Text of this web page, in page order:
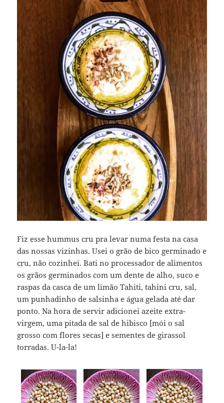
Fiz esse hummus cru pra levar numa festa na casa
das nossas vizinhas. Usei o grão de bico germinado e
cru, não cozinhei. Bati no processador de alimentos
os grãos germinados com um dente de alho, suco e
raspas da casca de um limão Tahiti, tahini cru, sal,
um punhadinho de salsinha e água gelada até dar
ponto. Na hora de servir adicionei azeite extra-
virgem, uma pitada de sal de hibisco [mói o sal
grosso com flores secas] e sementes de girassol
torradas. U-la-la!